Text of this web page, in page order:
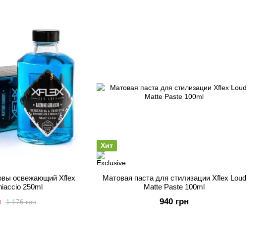
освежающий Xflex
250ml
1 176 грн
Хит
Матовая паста для стилизации Xflex Loud
Matte Paste 100ml
940 грн